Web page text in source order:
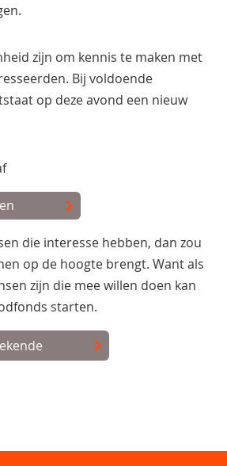
zijn om kennis te maken met
Bij voldoende
op deze avond een nieuw
die interesse hebben, dan zou
op de hoogte brengt. Want als
zijn die mee willen doen kan
starten.